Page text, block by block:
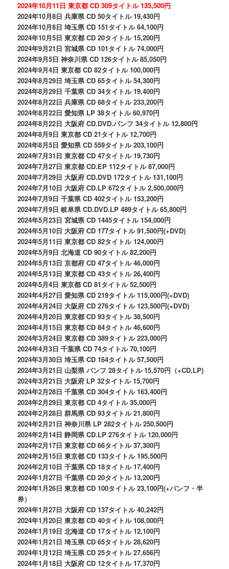
2024年10月11日 東京都 CD 309タイトル 135,500円
2024年10月8日 兵庫県 CD 50タイトル 19,430円
2024年10月8日 埼玉県 CD 151タイトル 64,100円
2024年10月5日 東京都 CD 20タイトル 15,200円
2024年9月21日 宮城県 CD 101タイトル 74,000円
2024年9月5日 神奈川県 CD 126タイトル 85,050円
2024年9月4日 東京都 CD 82タイトル 100,000円
2024年8月29日 埼玉県 CD 65タイトル 54,300円
2024年8月29日 千葉県 CD 34タイトル 19,400円
2024年8月22日 兵庫県 CD 68タイトル 233,200円
2024年8月22日 愛知県 LP 38タイトル 60,970円
2024年8月22日 大阪府 CD.DVD.パンフ 34タイトル 12,800円
2024年8月9日 東京都 CD 21タイトル 12,700円
2024年8月5日 愛知県 CD 559タイトル 203,100円
2024年7月31日 東京都 CD 47タイトル 19,730円
2024年7月27日 東京都 CD.EP 112タイトル 87,000円
2024年7月29日 大阪府 CD.DVD 172タイトル 131,100円
2024年7月10日 大阪府 CD.LP 672タイトル 2,500,000円
2024年7月9日 千葉県 CD 402タイトル 153,200円
2024年7月9日 岐阜県 CD.DVD.LP 489タイトル 65,800円
2024年5月23日 宮城県 CD 1445タイトル 154,000円
2024年5月10日 大阪府 CD 177タイトル 91,500円(+DVD)
2024年5月11日 東京都 CD 82タイトル 124,000円
2024年5月9日 北海道 CD 90タイトル 82,200円
2024年5月13日 京都府 CD 47タイトル 46,000円
2024年5月13日 東京都 CD 43タイトル 26,400円
2024年5月4日 東京都 CD 81タイトル 52,500円
2024年4月27日 愛知県 CD 219タイトル 115,000円(+DVD)
2024年4月24日 大阪府 CD 276タイトル 123,500円(+DVD)
2024年4月20日 東京都 CD 93タイトル 38,500円
2024年4月15日 東京都 CD 84タイトル 46,600円
2024年3月24日 東京都 CD 389タイトル 223,000円
2024年4月3日 千葉県 CD 74タイトル 70,100円
2024年3月30日 埼玉県 CD 164タイトル 57,500円
2024年3月21日 山梨県 パンフ 28タイトル 15,570円（+CD,LP)
2024年3月21日 大阪府 LP 32タイトル 15,700円
2024年2月28日 千葉県 CD 304タイトル 163,400円
2024年2月29日 東京都 CD 4タイトル 35,000円
2024年2月28日 群馬県 CD 93タイトル 21,800円
2024年2月21日 神奈川県 LP 282タイトル 250,500円
2024年2月14日 静岡県 CD.LP 276タイトル 120,000円
2024年2月17日 東京都 CD 66タイトル 37,300円
2024年2月15日 東京都 CD 133タイトル 195,500円
2024年2月10日 千葉県 CD 18タイトル 17,400円
2024年1月27日 千葉県 CD 20タイトル 13,200円
2024年1月26日 東京都 CD 100タイトル 23,100円(+パンフ・半
券）
2024年1月27日 大阪府 CD 137タイトル 40,242円
2024年1月20日 東京都 CD 40タイトル 108,000円
2024年1月19日 北海道 CD 17タイトル 12,100円
2024年1月21日 埼玉県 CD 65タイトル 28,620円
2024年1月12日 埼玉県 CD 25タイトル 27,656円
2024年1月18日 大阪府 CD 12タイトル 17,370円